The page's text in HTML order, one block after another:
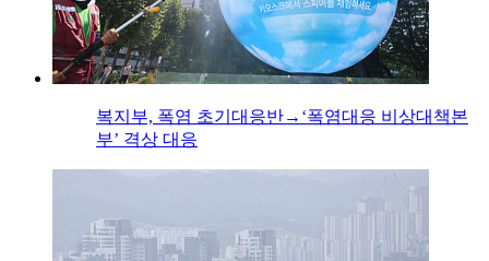
복지부, 폭염 초기대응반→‘폭염대응 비상대책본
부’ 격상 대응